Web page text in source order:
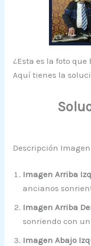
¿Esta es la foto que
Aquí tienes la
Descripción
Imagen Arriba
ancianos
Imagen Arriba
sonriendo con
Imagen Abajo